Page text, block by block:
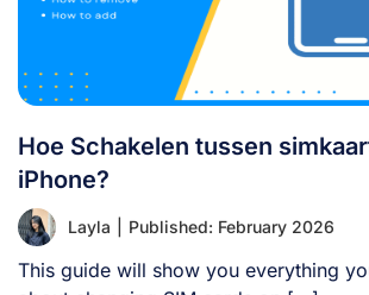
Hoe Schakelen tussen
iPhone?
Layla Published: February 2026
This guide will show you everything